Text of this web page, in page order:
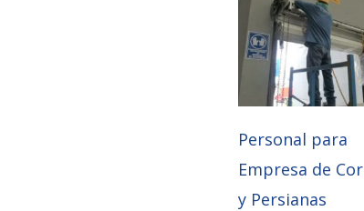
Personal para
Empresa de
y Persianas